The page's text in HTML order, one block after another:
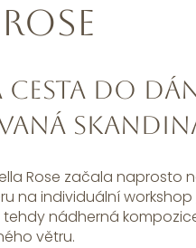
cesta do
Rose začala naprosto
na individuální workshop
tehdy nádherná
větru.